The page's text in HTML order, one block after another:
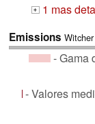
+ 1 mas
Emissions
- Gama
- Valores